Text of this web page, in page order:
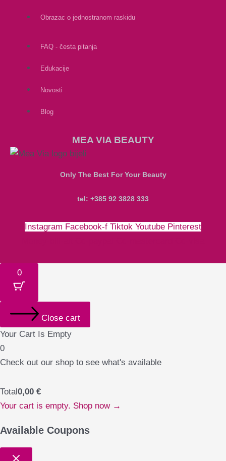
Obrazac o jednostranom raskidu
FAQ - česta pitanja
Edukacije
Novosti
Blog
MEA VIA BEAUTY
Only The Best For Your Beauty
tel: +385 92 3828 333
Instagram Facebook-f Tiktok Youtube Pinterest
0
Close cart
Your Cart Is Empty
0
Check out our shop to see what's available
Total0,00 €
Your cart is empty. Shop now →
Available Coupons